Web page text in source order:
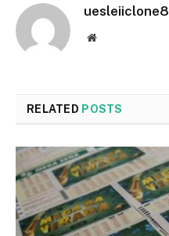
uesleiiclone8
Website
RELATED POSTS